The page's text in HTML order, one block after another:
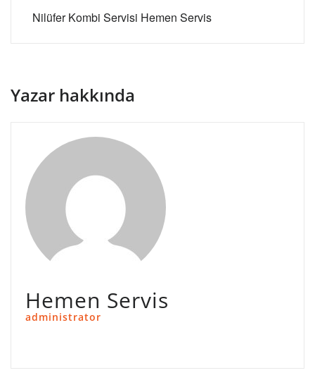
Nilüfer Kombi Servisi Hemen Servis
Yazar hakkında
Hemen Servis
administrator